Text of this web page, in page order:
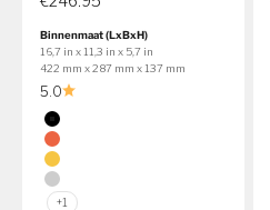
Binnenmaat (LxBxH)
16,7 in x 11,3 in x 5,7 in
422 mm x 287 mm x 137 mm
5.0
Kleur
Zwart
Oranje
Geel
Zilver
+1